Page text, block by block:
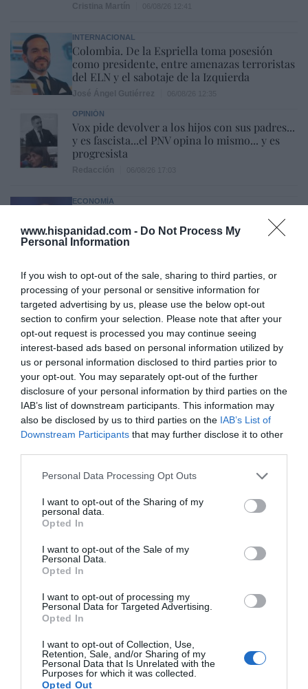
www.hispanidad.com - Do Not Process My
Personal Information
If you wish to opt-out of the sale, sharing to third parties, or
processing of your personal or sensitive information for
targeted advertising by us, please use the below opt-out
section to confirm your selection. Please note that after your
opt-out request is processed you may continue seeing
interest-based ads based on personal information utilized by
us or personal information disclosed to third parties prior to
your opt-out. You may separately opt-out of the further
disclosure of your personal information by third parties on the
IAB’s list of downstream participants. This information may
also be disclosed by us to third parties on the IAB’s List of
Downstream Participants that may further disclose it to other
Personal Data Processing Opt Outs
I want to opt-out of the Sharing of my
personal data.
Opted In
I want to opt-out of the Sale of my
Personal Data.
Opted In
I want to opt-out of processing my
Personal Data for Targeted Advertising.
Opted In
I want to opt-out of Collection, Use,
Retention, Sale, and/or Sharing of my
Personal Data that Is Unrelated with the
Purposes for which it was collected.
Opted Out
INTERNACIONAL
Colombia. De la Espriella toma posesión
como presidente, entre amenazas terroristas
del ELN y el sabotaje de la Izquierda
OPINIÓN
Vox pide devolver a los hijos con sus padres...
y es fascista...el PNV opina lo mismo... y es
progresista
ECONOMÍA
elevar previsiones, tras un trimestre récord
Cristina Martín
OPINIÓN
“Sánchez es un sinvergüenza que ha
abandonado a su país, porque Ceuta es
España. Tenemos un Gobierno en
connivencia con Marruecos”: acusa una ceutí
Hispanidad 06/08/26 11:30
Marcelo Gullo: “El trabajo de desmitificar la
historia, de poner la verdadera, de
desmontar la falsificación, es un trabajo
por Hispanidad
DIARIO DE LA CORRUPCIÓN SANCHISTA
Diario de la corrupción sanchista. La
Audiencia Nacional prorroga seis meses la
investigación del caso Koldo, ante el
ingente material incautado por la UCO
Artículos anteriores